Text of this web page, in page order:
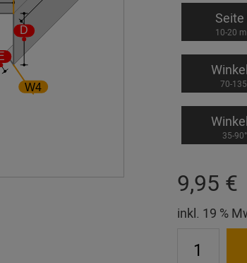
Seite
10-20
70-
35-90°
9,95 €
inkl. 19 %